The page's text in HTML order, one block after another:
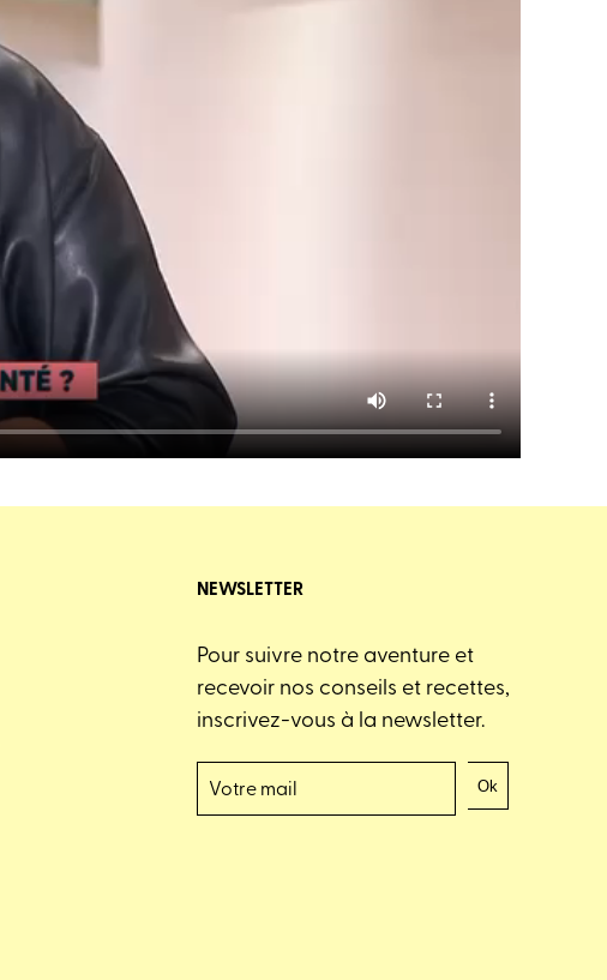
NEWSLETTER
Pour suivre notre aventure et
recevoir nos conseils et recettes,
inscrivez-vous à la newsletter.
Ok